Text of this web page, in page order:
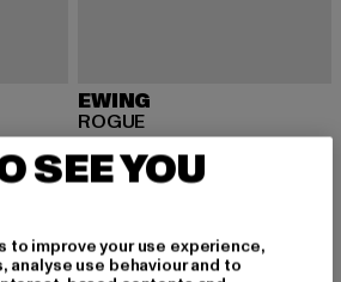
EUR
EWING
ROGUE
142,79 EUR
Ajankohtainen hinta: 142,79 EUR
UUSI
SEE YOU
to improve your use experience,
analyse use behaviour and to